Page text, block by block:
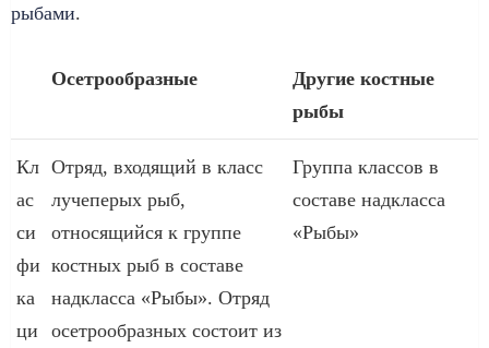
рыбами.
Осетрообразные
Другие костные
рыбы
Кл
ас
си
фи
ка
ци
Отряд, входящий в класс
лучеперых рыб,
относящийся к группе
костных рыб в составе
надкласса «Рыбы». Отряд
осетрообразных состоит из
Группа классов в
составе надкласса
«Рыбы»